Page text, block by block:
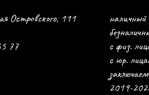
Островского, 111
77
наличный
с физ.
с юр.
2019-